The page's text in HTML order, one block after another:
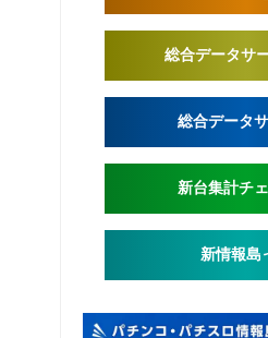
総合データサ
総合データ
新台集計チ
新情報島